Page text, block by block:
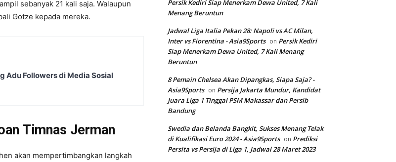
sebanyak 21 kali saja. Walaupun
Gotze kepada mereka.
Adu Followers di Media Sosial
Timnas Jerman
akan mempertimbangkan langkah
Persik Kediri Siap Menerkam Dewa United, 7 Kali
Menang Beruntun
Jadwal Liga Italia Pekan 28: Napoli vs AC Milan,
Inter vs Fiorentina - Asia9Sports on Persik Kediri
Siap Menerkam Dewa United, 7 Kali Menang
Beruntun
8 Pemain Chelsea Akan Dipangkas, Siapa Saja? -
Asia9Sports on Persija Jakarta Mundur, Kandidat
Juara Liga 1 Tinggal PSM Makassar dan Persib
Bandung
Swedia dan Belanda Bangkit, Sukses Menang Telak
di Kualifikasi Euro 2024 - Asia9Sports on Prediksi
Persita vs Persija di Liga 1, Jadwal 28 Maret 2023